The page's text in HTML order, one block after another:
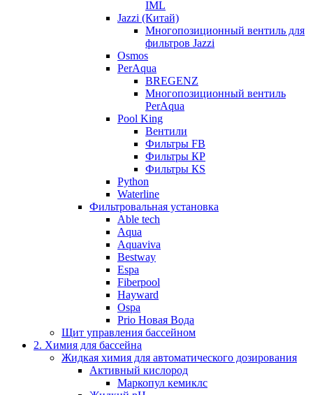
IML
Jazzi (Китай)
Многопозиционный вентиль для
фильтров Jazzi
Osmos
PerAqua
BREGENZ
Многопозиционный вентиль
PerAqua
Pool King
Вентили
Фильтры FB
Фильтры КP
Фильтры КS
Python
Waterline
Фильтровальная установка
Able tech
Aqua
Aquaviva
Bestway
Espa
Fiberpool
Hayward
Ospa
Prio Новая Вода
Щит управления бассейном
2. Химия для бассейна
Жидкая химия для автоматического дозирования
Активный кислород
Маркопул кемиклс